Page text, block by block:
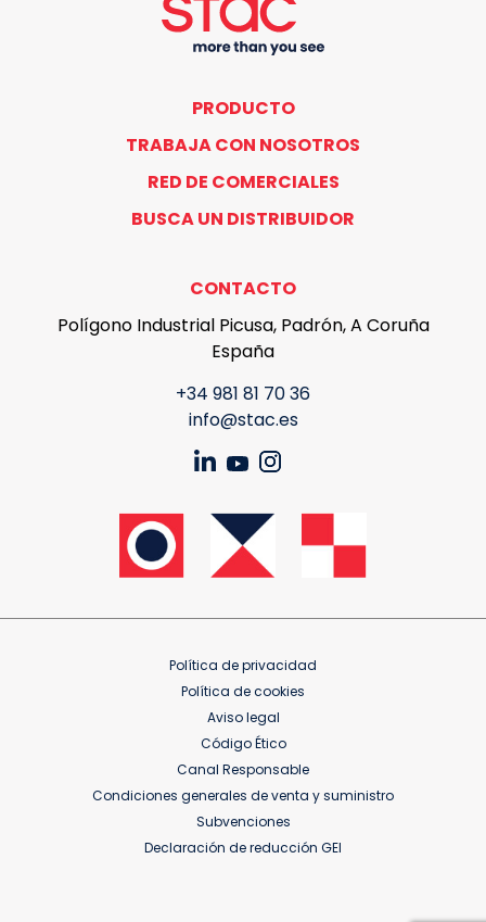
PRODUCTO
TRABAJA CON NOSOTROS
RED DE COMERCIALES
BUSCA UN DISTRIBUIDOR
CONTACTO
Polígono Industrial Picusa, Padrón, A Coruña
España
+34 981 81 70 36
info@stac.es
Política de privacidad
Política de cookies
Aviso legal
Código Ético
Canal Responsable
Condiciones generales de venta y suministro
Subvenciones
Declaración de reducción GEI